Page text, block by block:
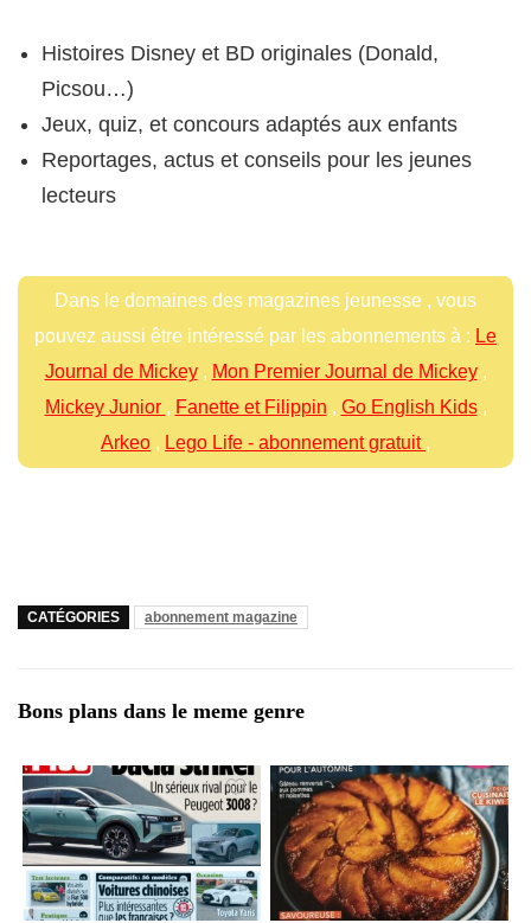
Histoires Disney et BD originales (Donald,
Picsou…)
Jeux, quiz, et concours adaptés aux enfants
Reportages, actus et conseils pour les jeunes
lecteurs
Dans le domaines des magazines jeunesse , vous
pouvez aussi être intéressé par les abonnements à : Le
Journal de Mickey, Mon Premier Journal de Mickey,
Mickey Junior , Fanette et Filippin , Go English Kids,
Arkeo , Lego Life - abonnement gratuit ,
CATÉGORIES abonnement magazine
Bons plans dans le meme genre